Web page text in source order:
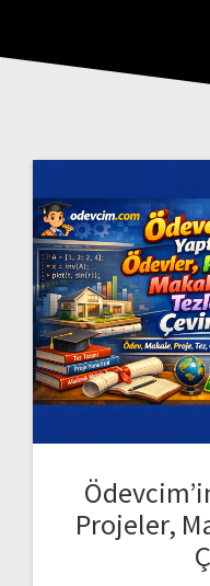
Projeler,